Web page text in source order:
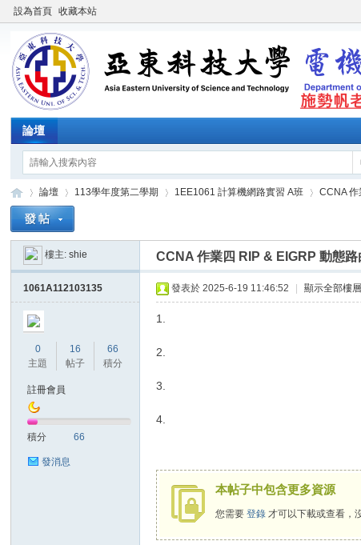
設為首頁 收藏本站
論壇
»
論壇
›
113學年度第二學期
›
1EE1061 計算機網路實習 A班
›
CCNA 作
樓主:shie CCNA 作業四 RIP & EIGRP 動態路
1061A112103135
0
主題
16
帖子
66
積分
註冊會員
積分 66
發消息
發表於 2025-6-19 11:46:52 顯示全部樓層
1.
2.
3.
4.
本帖子中包含更多資源
您需要登錄 才可以下載或查看，